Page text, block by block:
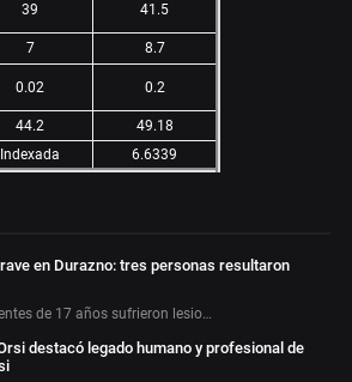
39 41.5
7 8.7
0.02 0.2
44.2
49.18
Indexada 6.6339
en Durazno: tres personas resultaron
de 17 años sufrieron lesio…
destacó legado humano y profesional de